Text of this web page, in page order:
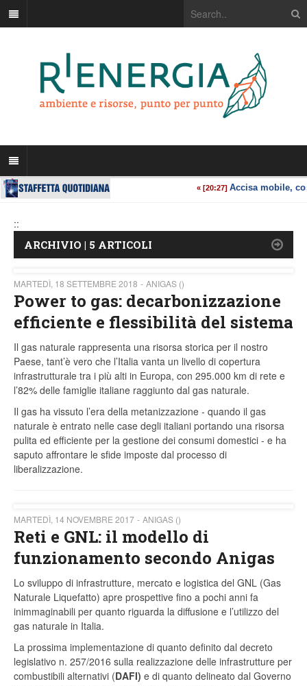
::
ARCHIVIO | 5 ARTICOLI
MARTEDÌ, 18 SETTEMBRE 2018 ANIGAS ()
Power to gas: decarbonizzazione
efficiente e flessibilità del sistema
Il gas naturale rappresenta una risorsa storica per il nostro
Paese, tant’è vero che l’Italia vanta un livello di copertura
infrastrutturale tra i più alti in Europa, con 295.000 km di rete e
l’82% delle famiglie italiane raggiunto dal gas naturale.
Il gas ha vissuto l’era della metanizzazione - quando il gas
naturale è entrato nelle case degli italiani portando una risorsa
pulita ed efficiente per la gestione dei consumi domestici - e ha
saputo affrontare le sfide imposte dal processo di
liberalizzazione.
MARTEDÌ, 14 NOVEMBRE 2017 ANIGAS ()
Reti e GNL: il modello di
funzionamento secondo Anigas
Lo sviluppo di infrastrutture, mercato e logistica del GNL (Gas
Naturale Liquefatto) apre prospettive fino a pochi anni fa
inimmaginabili per quanto riguarda la diffusione e l’utilizzo del
gas naturale in Italia.
La prossima implementazione di quanto definito dal decreto
legislativo n. 257/2016 sulla realizzazione delle infrastrutture per
combustibili alternativi (DAFI) e di quanto delineato dal Governo